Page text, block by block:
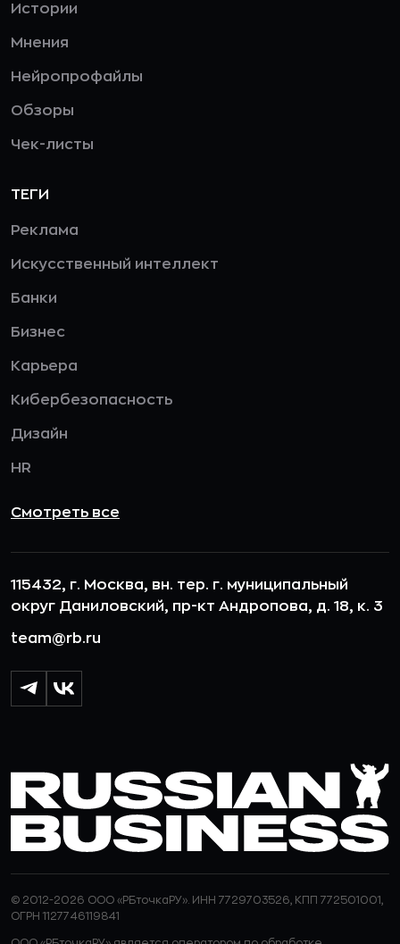
Истории
Мнения
Нейропрофайлы
Обзоры
Чек-листы
ТЕГИ
Реклама
Искусственный интеллект
Банки
Бизнес
Карьера
Кибербезопасность
Дизайн
HR
Смотреть все
115432, г. Москва, вн. тер. г. муниципальный
округ Даниловский, пр-кт Андропова, д. 18, к. 3
team@rb.ru
© 2012-2026 ООО «РБточкаРУ». ИНН 7729703526, КПП 772501001,
ОГРН 1127746119841